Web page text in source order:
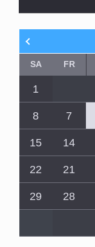
FR
SA
1
7
8
14
15
21
22
28
29